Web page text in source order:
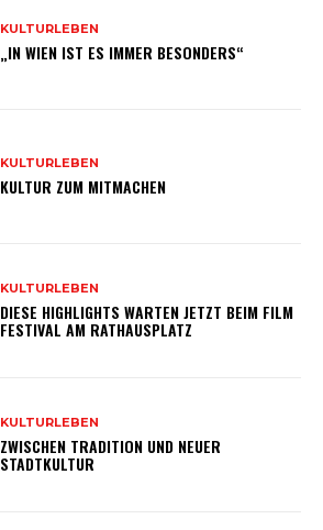
KULTURLEBEN
„IN WIEN IST ES IMMER BESONDERS“
KULTURLEBEN
KULTUR ZUM MITMACHEN
KULTURLEBEN
DIESE HIGHLIGHTS WARTEN JETZT BEIM FILM
FESTIVAL AM RATHAUSPLATZ
KULTURLEBEN
ZWISCHEN TRADITION UND NEUER
STADTKULTUR